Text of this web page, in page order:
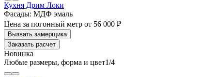
Кухня Дрим Локи
Фасады: МДФ эмаль
Цена за погонный метр от 56 000 ₽
Заказать расчет
1/4